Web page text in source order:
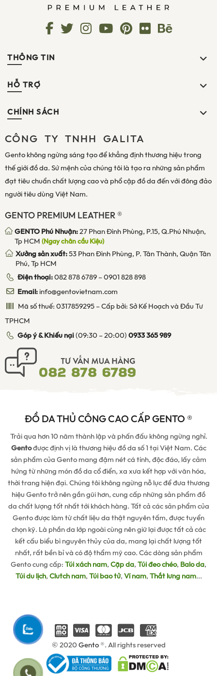
THÔNG TIN
HỖ TRỢ
CHÍNH SÁCH
CÔNG TY TNHH GALITA
Gento không ngừng sáng tạo để khẳng định thương hiệu trong
thế giới đồ da. Sứ mệnh của chúng tôi là tạo ra những sản phẩm
đạt tiêu chuẩn chất lượng cao và phổ cập đồ da đến với đông đảo
người tiêu dùng Việt Nam.
GENTO PREMIUM LEATHER ®
GENTO Phú Nhuận:27 Phan Đình Phùng, P.15, Q.Phú Nhuận,
Tp HCM (Ngay chân cầu Kiệu)
Xưởng sản xuất:53 Phan Đình Phùng, P. Tân Thành, Quận Tân
Phú, Tp HCM
Điện thoại:082 878 6789–0901 828 898
Email:info@gentovietnam.com
Mã số thuế: 0317859295 – Cấp bởi: Sở Kế Hoạch và Đầu Tư
TPHCM
Góp ý & Khiếu nại(09:30 – 20:00)0933 365 989
ĐỒ DA THỦ CÔNG CAO CẤP GENTO ®
Trải qua hơn 10 năm thành lập và phấn đấu không ngừng nghỉ.
Gentođược định vị là thương hiệu đồ da số 1 tại Việt Nam. Các
sản phẩm của Gento mang đậm nét cá tính, độc đáo, lấy cảm
hứng từ những món đồ da cổ điển, xa xưa kết hợp với văn hóa,
thời trang hiện đại. Chúng tôi không ngừng nỗ lực để đưa thương
hiệu Gento trở nên gần gũi hơn, cung cấp những sản phẩm đồ
da chất lượng tốt nhất tới khách hàng. Tất cả các sản phẩm của
Gento được làm từ chất liệu da thật nguyên tấm, được tuyển
chọn kỹ. Là phần da lớp ngoài cùng nên giữ lại được tất cả các
kết cấu biểu bì nguyên thủy của da, mang lại chất lượng tốt
nhất, rất bền bỉ và có độ thẩm mỹ cao. Các dòng sản phẩm
Gento cung cấp:Túi xách nam,Cặp da,Túi đeo chéo, Balo da,
Túi du lịch,Clutch nam,Túi bao tử,Ví nam,Thắt lưng nam...
© 2020Gento®. All rights reserved